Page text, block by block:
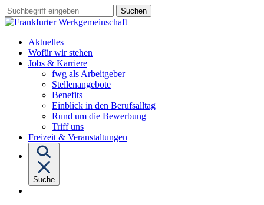
Sprungziel:
Zum
Sprungziel:
Zur
Sprungziel:
Zum
Suchbegriff
eingeben
Aktuelles
Wofür wir stehen
Jobs & KarriereUntermenü
von
"Jobs
&
fwg als Arbeitgeber
Stellenangebote
Benefits
Einblick in den Berufsalltag
Rund um die Bewerbung
Triff uns
Freizeit & Veranstaltungen
Suche